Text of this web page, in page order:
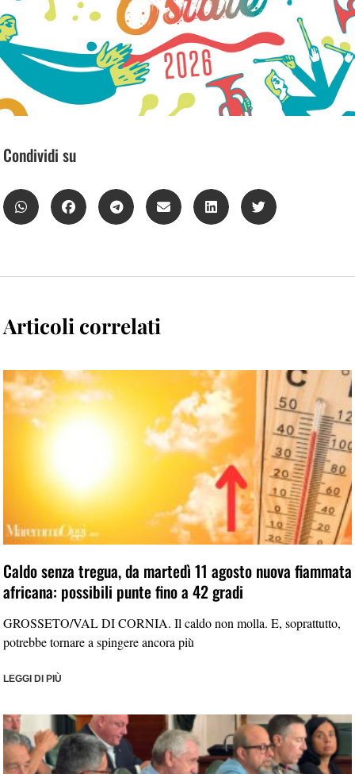
Condividi su
Articoli correlati
Caldo senza tregua, da martedì 11 agosto nuova fiammata
africana: possibili punte fino a 42 gradi
GROSSETO/VAL DI CORNIA. Il caldo non molla. E, soprattutto,
potrebbe tornare a spingere ancora più
LEGGI DI PIÙ